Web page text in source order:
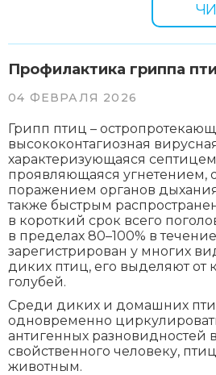
Профилактика гриппа
04 ФЕВРАЛЯ 2026
Грипп птиц –
высококонтагиозная
характеризующаяся
проявляющаяся угнетением,
поражением органов
также быстрым
в короткий срок всего
в пределах 80–100% в
зарегистрирован у многих
диких птиц, его выделяют от
голубей.
Среди диких и домашних
одновременно
антигенных разновидностей
свойственного человеку,
животным.